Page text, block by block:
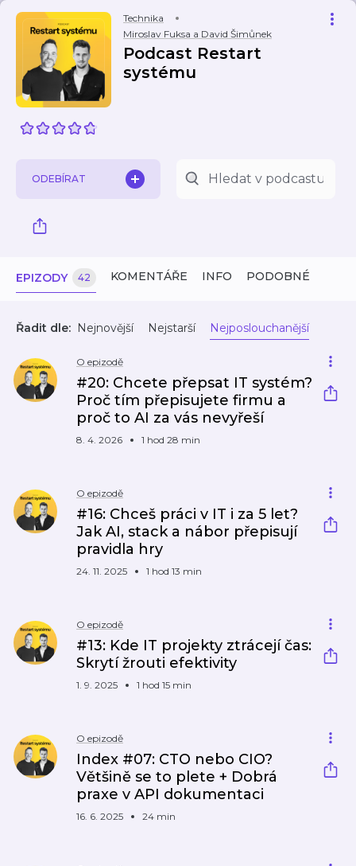
Technika
Miroslav Fuksa a David Šimůnek
Podcast Restart
systému
ODEBÍRAT
EPIZODY 42 KOMENTÁŘE INFO PODOBNÉ
Řadit dle: Nejnovější Nejstarší Nejposlouchanější
O epizodě
#20: Chcete přepsat IT systém?
Proč tím přepisujete firmu a
proč to AI za vás nevyřeší
8. 4. 2026 1 hod 28 min
O epizodě
#16: Chceš práci v IT i za 5 let?
Jak AI, stack a nábor přepisují
pravidla hry
24. 11. 2025 1 hod 13 min
O epizodě
#13: Kde IT projekty ztrácejí čas:
Skrytí žrouti efektivity
1. 9. 2025 1 hod 15 min
O epizodě
Index #07: CTO nebo CIO?
Většině se to plete + Dobrá
praxe v API dokumentaci
16. 6. 2025 24 min